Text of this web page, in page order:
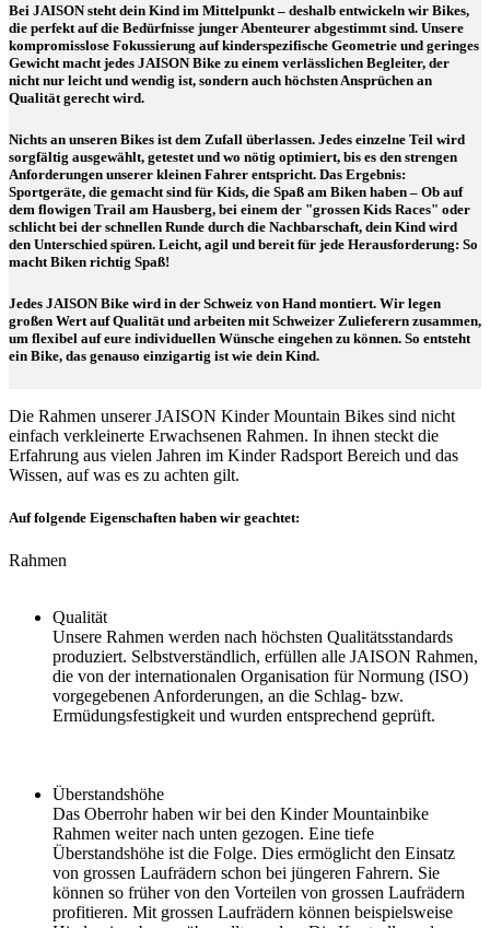
Bei JAISON steht dein Kind im Mittelpunkt – deshalb entwickeln wir Bikes,
die perfekt auf die Bedürfnisse junger Abenteurer abgestimmt sind. Unsere
kompromisslose Fokussierung auf kinderspezifische Geometrie und geringes
Gewicht macht jedes JAISON Bike zu einem verlässlichen Begleiter, der
nicht nur leicht und wendig ist, sondern auch höchsten Ansprüchen an
Qualität gerecht wird.
Nichts an unseren Bikes ist dem Zufall überlassen. Jedes einzelne Teil wird
sorgfältig ausgewählt, getestet und wo nötig optimiert, bis es den strengen
Anforderungen unserer kleinen Fahrer entspricht. Das Ergebnis:
Sportgeräte, die gemacht sind für Kids, die Spaß am Biken haben – Ob auf
dem flowigen Trail am Hausberg, bei einem der "grossen Kids Races" oder
schlicht bei der schnellen Runde durch die Nachbarschaft, dein Kind wird
den Unterschied spüren. Leicht, agil und bereit für jede Herausforderung: So
macht Biken richtig Spaß!
Jedes JAISON Bike wird in der Schweiz von Hand montiert. Wir legen
großen Wert auf Qualität und arbeiten mit Schweizer Zulieferern zusammen,
um flexibel auf eure individuellen Wünsche eingehen zu können. So entsteht
ein Bike, das genauso einzigartig ist wie dein Kind.
Die Rahmen unserer JAISON Kinder Mountain Bikes sind nicht
einfach verkleinerte Erwachsenen Rahmen. In ihnen steckt die
Erfahrung aus vielen Jahren im Kinder Radsport Bereich und das
Wissen, auf was es zu achten gilt.
Auf folgende Eigenschaften haben wir geachtet:
Rahmen
Qualität
Unsere Rahmen werden nach höchsten Qualitätsstandards
produziert. Selbstverständlich, erfüllen alle JAISON Rahmen,
die von der internationalen Organisation für Normung (ISO)
vorgegebenen Anforderungen, an die Schlag- bzw.
Ermüdungsfestigkeit und wurden entsprechend geprüft.
Überstandshöhe
Das Oberrohr haben wir bei den Kinder Mountainbike
Rahmen weiter nach unten gezogen. Eine tiefe
Überstandshöhe ist die Folge. Dies ermöglicht den Einsatz
von grossen Laufrädern schon bei jüngeren Fahrern. Sie
können so früher von den Vorteilen von grossen Laufrädern
profitieren. Mit grossen Laufrädern können beispielsweise